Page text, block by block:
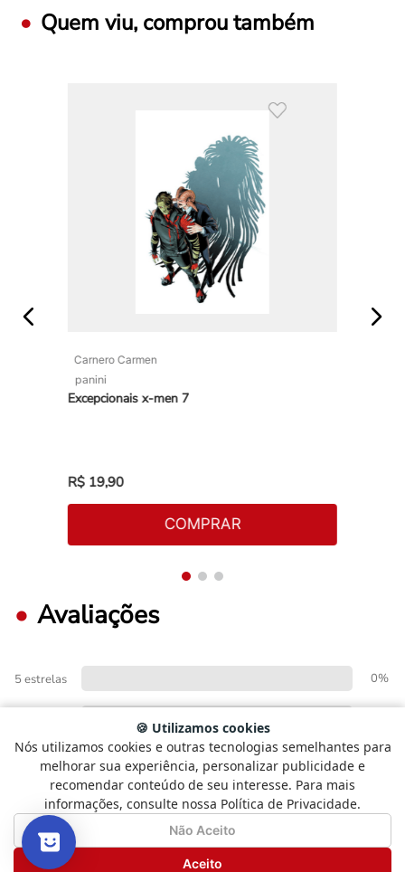
Quem viu, comprou também
Carnero Carmen
panini
Excepcionais x-men 7
R$ 19,90
COMPRAR
Avaliações
5 estrelas 0%
3 estrelas
2 estrelas
1 estrela
🍪 Utilizamos cookies
Nós utilizamos cookies e outras tecnologias semelhantes para
melhorar sua experiência, personalizar publicidade e
recomendar conteúdo de seu interesse. Para mais
informações, consulte nossa Política de Privacidade.
Não Aceito
Aceito
Como está sendo sua experiência?
Selecione
uma
opção
a
5
Não Satisfeito
Seguinte